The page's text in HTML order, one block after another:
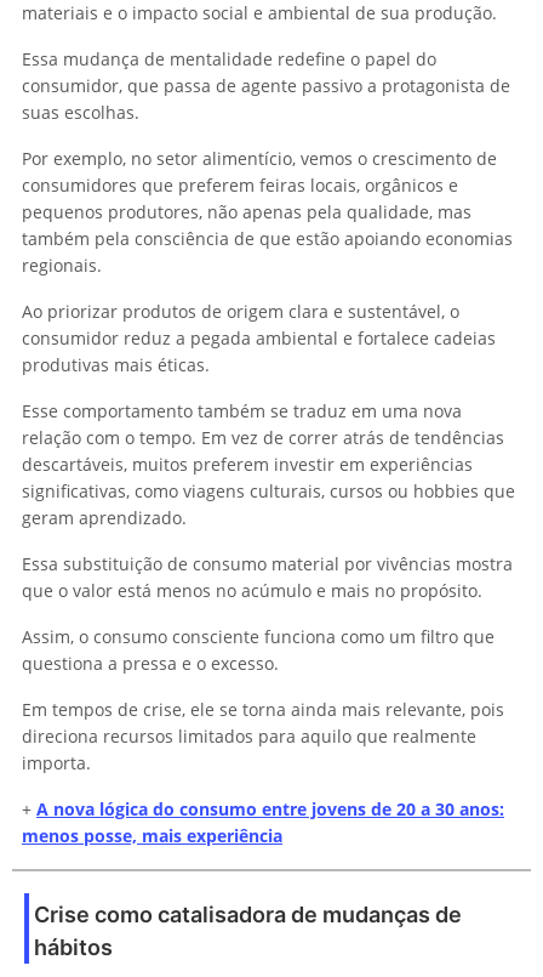
materiais e o impacto social e ambiental de sua produção.
Essa mudança de mentalidade redefine o papel do
consumidor, que passa de agente passivo a protagonista de
suas escolhas.
Por exemplo, no setor alimentício, vemos o crescimento de
consumidores que preferem feiras locais, orgânicos e
pequenos produtores, não apenas pela qualidade, mas
também pela consciência de que estão apoiando economias
regionais.
Ao priorizar produtos de origem clara e sustentável, o
consumidor reduz a pegada ambiental e fortalece cadeias
produtivas mais éticas.
Esse comportamento também se traduz em uma nova
relação com o tempo. Em vez de correr atrás de tendências
descartáveis, muitos preferem investir em experiências
significativas, como viagens culturais, cursos ou hobbies que
geram aprendizado.
Essa substituição de consumo material por vivências mostra
que o valor está menos no acúmulo e mais no propósito.
Assim, o consumo consciente funciona como um filtro que
questiona a pressa e o excesso.
Em tempos de crise, ele se torna ainda mais relevante, pois
direciona recursos limitados para aquilo que realmente
importa.
+ A nova lógica do consumo entre jovens de 20 a 30 anos:
menos posse, mais experiência
Crise como catalisadora de mudanças de
hábitos